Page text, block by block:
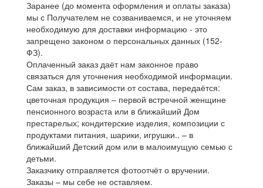
Заранее (до момента оформления и оплаты заказа)
мы с Получателем не созваниваемся, и не уточняем
необходимую для доставки информацию - это
запрещено законом о персональных данных (152-
ФЗ).
Оплаченный заказ даёт нам законное право
связаться для уточнения необходимой информации.
Сам заказ, в зависимости от состава, передаётся:
цветочная продукция – первой встречной женщине
пенсионного возраста или в ближайший Дом
престарелых; кондитерские изделия, композиции с
продуктами питания, шарики, игрушки.. – в
ближайший Детский дом или в малоимущую семью с
детьми.
Заказчику отправляется фотоотчёт о вручении.
Заказы – мы себе не оставляем.